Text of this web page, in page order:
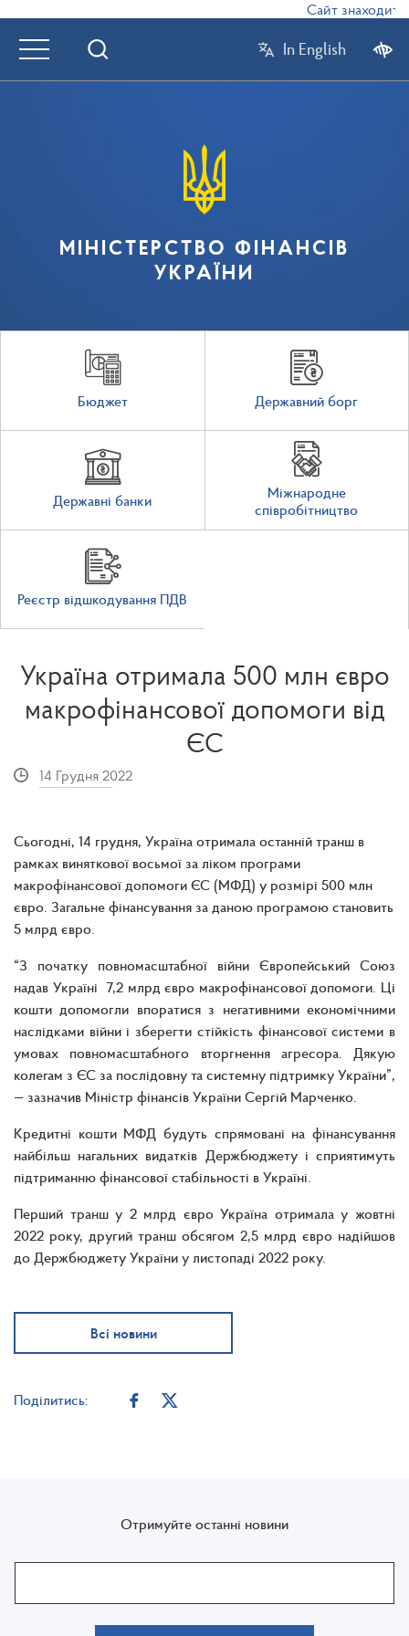
Сайт
In English
МІНІСТЕРСТВО ФІНАНСІВ
УКРАЇНИ
Бюджет Державний борг
Державні банки
Міжнародне
співробітництво
Реєстр відшкодування ПДВ
Україна отримала 500 млн євро
макрофінансової допомоги від
ЄС
14 Грудня 2022
Сьогодні, 14 грудня, Україна отримала останній транш в
рамках виняткової восьмої за ліком програми
макрофінансової допомоги ЄС (МФД) у розмірі 500 млн
євро. Загальне фінансування за даною програмою становить
5 млрд євро.
“З початку повномасштабної війни Європейський Союз
надав Україні 7,2 млрд євро макрофінансової допомоги. Ці
кошти допомогли впоратися з негативними економічними
наслідками війни і зберегти стійкість фінансової системи в
умовах повномасштабного вторгнення агресора. Дякую
колегам з ЄС за послідовну та системну підтримку України”,
— зазначив Міністр фінансів України Сергій Марченко.
Кредитні кошти МФД будуть спрямовані на фінансування
найбільш нагальних видатків Держбюджету і сприятимуть
підтриманню фінансової стабільності в Україні.
Перший транш у 2 млрд євро Україна отримала у жовтні
2022 року, другий транш обсягом 2,5 млрд євро надійшов
до Держбюджету України у листопаді 2022 року.
Всі новини
Поділитись:
Отримуйте останні новини